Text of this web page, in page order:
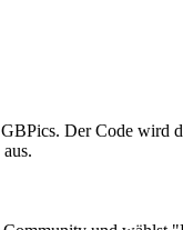
GBPics. Der Code wird